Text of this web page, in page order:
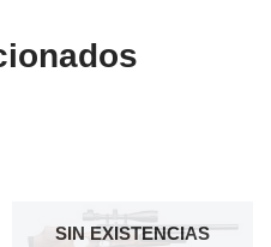
SIN EXISTENCIAS